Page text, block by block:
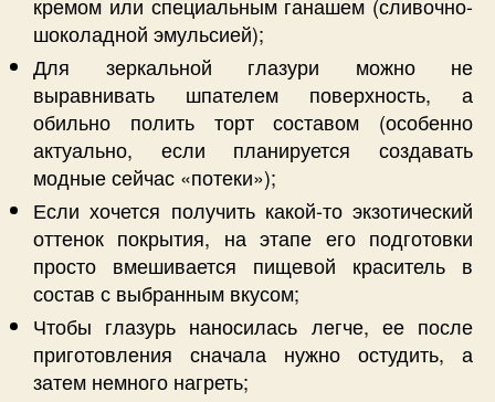
кремом или специальным ганашем (сливочно-
шоколадной эмульсией);
Для зеркальной глазури можно не
выравнивать шпателем поверхность, а
обильно полить торт составом (особенно
актуально, если планируется создавать
модные сейчас «потеки»);
Если хочется получить какой-то экзотический
оттенок покрытия, на этапе его подготовки
просто вмешивается пищевой краситель в
состав с выбранным вкусом;
Чтобы глазурь наносилась легче, ее после
приготовления сначала нужно остудить, а
затем немного нагреть;